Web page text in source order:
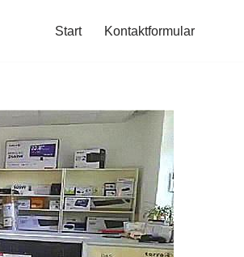
Start Kontaktformular